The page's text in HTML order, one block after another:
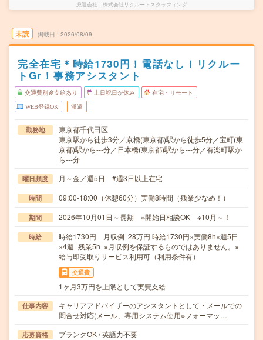
派遣会社 株式会社リクルートスタッフィング
未読 掲載日 2026/08/09
完全在宅＊時給1730円！電話なし！リクルー
トGr！事務アシスタント
交通費別途支給あり 土日祝日が休み 在宅・リモート
WEB登録OK 派遣
勤務地
東京都千代田区
東京駅から徒歩3分／京橋(東京都)駅から徒歩5分／宝町(東
京都)駅から---分／日本橋(東京都)駅から---分／有楽町駅か
ら---分
曜日頻度 月～金／週5日 #週3日以上在宅
時間 09:00-18:00（休憩60分）実働8時間（残業少なめ！）
期間 2026年10月01日～長期 ※開始日相談OK ※10月～！
時給
時給1730円 月収例 28万円 時給1730円×実働8h×週5日
×4週+残業5h ※月収例を保証するものではありません。※
給与即受取りサービス利用可（利用条件有）
交通費
1ヶ月3万円を上限として実費支給
仕事内容
キャリアアドバイザーのアシスタントとして・メールでの
問合せ対応(メール、専用システム使用※フォーマッ…
応募資格
ブランクOK / 英語力不要